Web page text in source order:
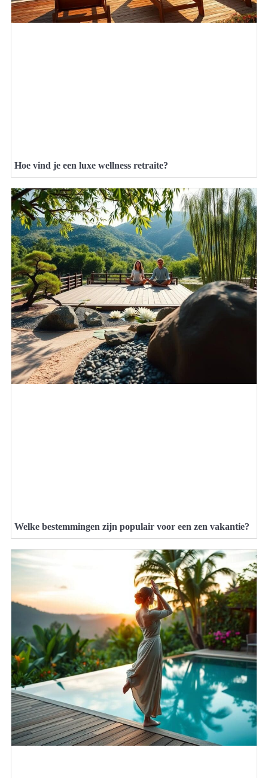
Hoe vind je een luxe wellness retraite?
Welke bestemmingen zijn populair voor een zen vakantie?